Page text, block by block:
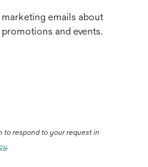
emails about
and events.
to respond to your request in
.